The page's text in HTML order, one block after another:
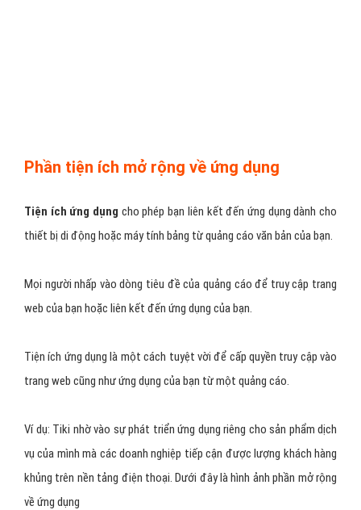
Phần tiện ích mở rộng về ứng dụng
Tiện ích ứng dụng cho phép bạn liên kết đến ứng dụng dành cho
thiết bị di động hoặc máy tính bảng từ quảng cáo văn bản của bạn.
Mọi người nhấp vào dòng tiêu đề của quảng cáo để truy cập trang
web của bạn hoặc liên kết đến ứng dụng của bạn.
Tiện ích ứng dụng là một cách tuyệt vời để cấp quyền truy cập vào
trang web cũng như ứng dụng của bạn từ một quảng cáo.
Ví dụ: Tiki nhờ vào sự phát triển ứng dụng riêng cho sản phẩm dịch
vụ của mình mà các doanh nghiệp tiếp cận được lượng khách hàng
khủng trên nền tảng điện thoại. Dưới đây là hình ảnh phần mở rộng
về ứng dụng